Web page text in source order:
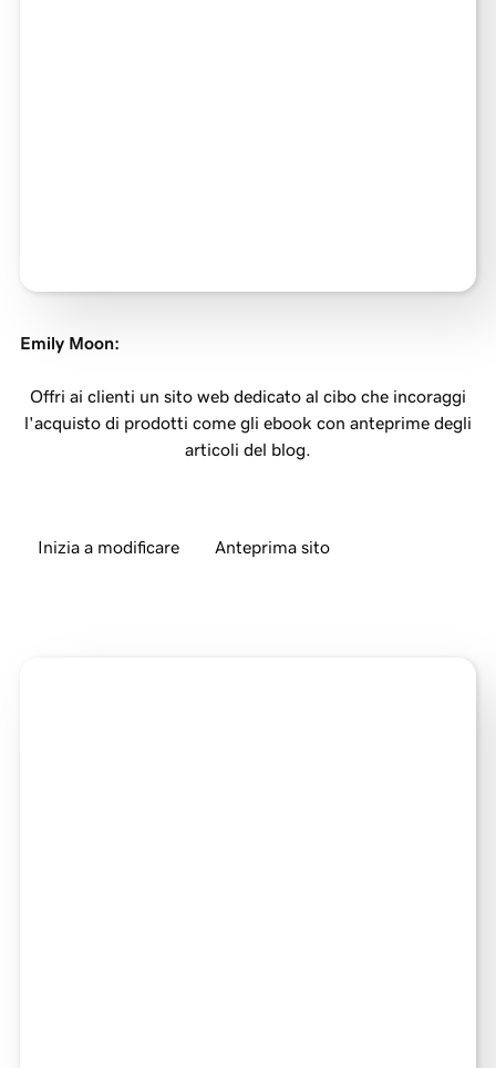
Emily Moon:
Offri ai clienti un sito web dedicato al cibo che incoraggi
l'acquisto di prodotti come gli ebook con anteprime degli
articoli del blog.
Inizia a modificare Anteprima sito